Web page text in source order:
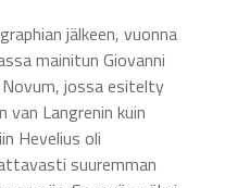
jälkeen, vuonna
mainitun Giovanni
jossa esitelty
Langrenin kuin
Hevelius oli
suuremman